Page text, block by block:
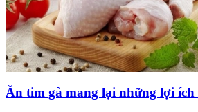
Ăn tim gà mang lại những lợi ích